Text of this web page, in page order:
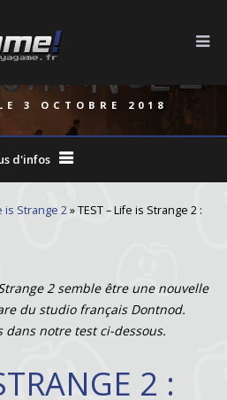
3 OCTOBRE 2018
d'infos
is Strange 2»TEST – Life is Strange 2 :
2 semble être une nouvelle
du studio français Dontnod.
dans notre test ci-dessous.
2 :